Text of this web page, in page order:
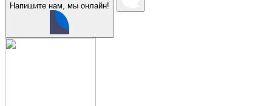
Напишите нам, мы онлайн!